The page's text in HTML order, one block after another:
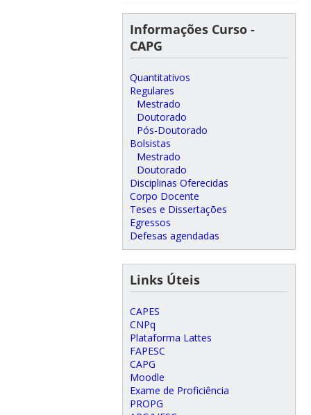
Informações Curso -
CAPG
Quantitativos
Regulares
Mestrado
Doutorado
Pós-Doutorado
Bolsistas
Mestrado
Doutorado
Disciplinas Oferecidas
Corpo Docente
Teses e Dissertações
Egressos
Defesas agendadas
Links Úteis
CAPES
CNPq
Plataforma Lattes
FAPESC
CAPG
Moodle
Exame de Proficiência
PROPG